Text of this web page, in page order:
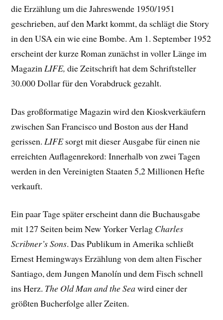
die Erzählung um die Jahreswende 1950/1951
geschrieben, auf den Markt kommt, da schlägt die Story
in den USA ein wie eine Bombe. Am 1. September 1952
erscheint der kurze Roman zunächst in voller Länge im
MagazinLIFE,die Zeitschrift hat dem Schriftsteller
30.000 Dollar für den Vorabdruck gezahlt.
Das großformatige Magazin wird den Kioskverkäufern
zwischen San Francisco und Boston aus der Hand
gerissen. LIFEsorgt mit dieser Ausgabe für einen nie
erreichten Auflagenrekord: Innerhalb von zwei Tagen
werden in den Vereinigten Staaten 5,2 Millionen Hefte
verkauft.
Ein paar Tage später erscheint dann die Buchausgabe
mit 127 Seiten beim New Yorker Verlag Charles
Scribner’s Sons. Das Publikum in Amerika schließt
Ernest Hemingways Erzählung von dem alten Fischer
Santiago, dem Jungen Manolín und dem Fisch schnell
ins Herz. The Old Man and the Seawird einer der
größten Bucherfolge aller Zeiten.